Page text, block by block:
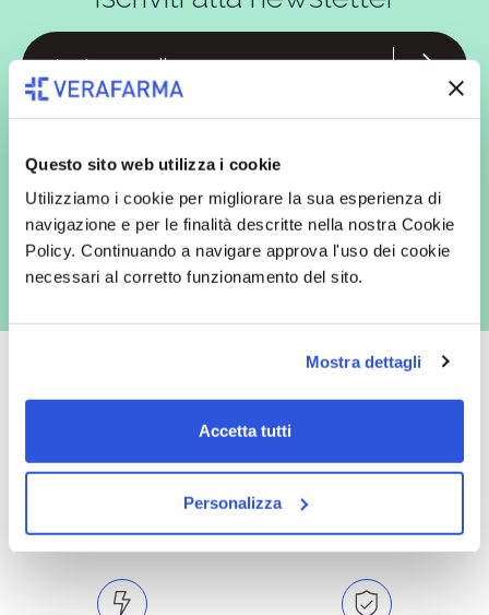
Questo sito web utilizza i cookie
Utilizziamo i cookie per migliorare la sua esperienza di
navigazione e per le finalità descritte nella nostra Cookie
Policy. Continuando a navigare approva l'uso dei cookie
necessari al corretto funzionamento del sito.
Mostra dettagli
Accetta tutti
Personalizza
commerciali da parte di Verafarma, tra cui invio di comunicazioni
con inviti e comunicazioni commerciali - e modalità tradizionali, quali ad
es. posta cartacea)
Oltre 50.000 prodotti
per soddisfare tutte le esigenze.
Spedizione gratuita
la spedizione la regaliamo noi.